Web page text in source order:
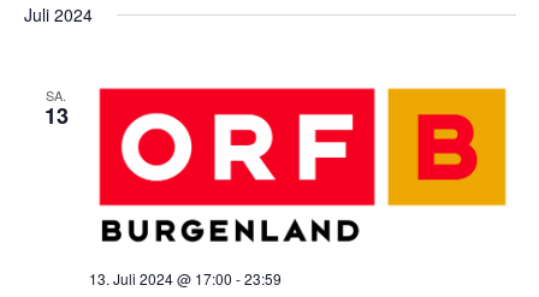
Juli 2024
SA.
13
13. Juli 2024 @ 17:00 -23:59